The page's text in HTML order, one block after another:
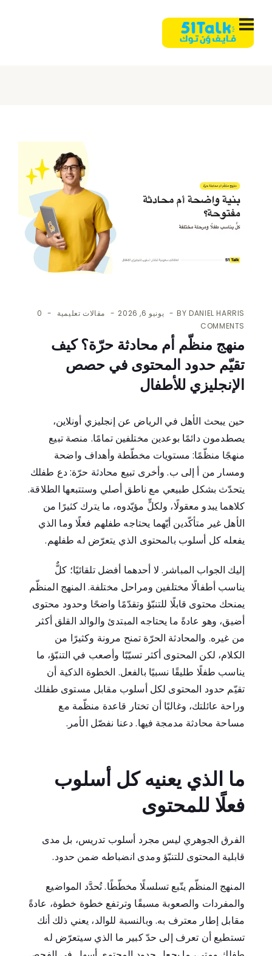
BYDANIEL HARRIS يونيو 6, 2026 مقالات تعليمية
0
COMMENTS
منهج منظّم أم محادثة حرّة؟ كيف
تقيّم حدود المحتوى في حصص
الإنجليزي للأطفال
حين يبحث الأهل في الرياض عن إنجليزي أونلاين،
يصطدمون دائمًا بوعدين مختلفين تمامًا. منصة تبيع
منهجًا منظّمًا: مستويات مخطّطة وأهداف واضحة
ومسار من أ إلى ب. وأخرى تبيع محادثة حرّة: دع طفلك
يتحدّث بشكل طبيعي مع ناطق أصلي وستتبعها الطلاقة.
كلاهما يبدو معقولًا، ولكلٍّ مؤيّدوه، ما يترك كثيرًا من
الأهل غير متأكّدين أيّهما يحتاجه طفلهم فعلًا وما الذي
يفعله كل أسلوب بالمحتوى الذي يتعرّض له طفلهم.
إليك الجواب المباشر. لا أحدهما أفضل تلقائيًا؛ كلٌّ
يناسب أطفالًا مختلفين ومراحل مختلفة. المنهج المنظّم
يمنحك محتوى قابلًا للتنبّؤ وتقدّمًا واضحًا وحدود محتوى
أضيق، وهو عادةً ما يحتاجه المبتدئ والوالد القلق أكثر
من غيره. والمحادثة الحرّة تمنح مرونة وكثيرًا من
الكلام، لكن المحتوى أكثر تسيّبًا وأصعب في التنبّؤ، ما
يناسب طفلًا طليقًا نسبيًا بالفعل. الخطوة الذكية أن
تقيّم حدود المحتوى لكل أسلوب مقابل مستوى طفلك
وراحة عائلتك، وغالبًا أن تختار قاعدة منظّمة مع
مساحة محادثة مدمجة فيها. دعنا نفصّل الأمر.
ما الذي يعنيه كل أسلوب
فعلًا للمحتوى
الفرق الجوهري ليس مجرد أسلوب تدريس، بل مدى
قابلية المحتوى للتنبّؤ ومدى انضباطه ضمن حدود.
المنهج المنظّم يتّبع تسلسلًا مخطّطًا. تُحدَّد المواضيع
والمفردات والصعوبة مسبقًا وترتفع خطوة خطوة، عادةً
مقابل إطار معترف به. وبالنسبة للوالد، يعني ذلك أنك
تستطيع أن تعرف إلى حدّ كبير ما الذي سيتعرّض له